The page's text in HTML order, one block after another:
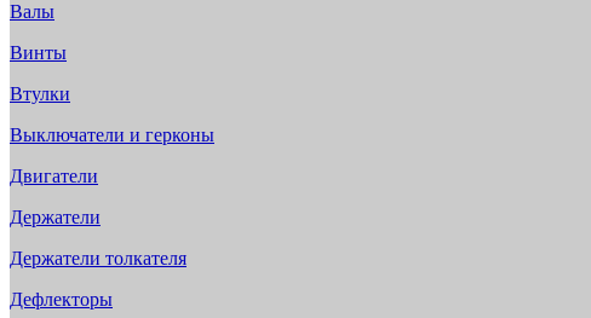
Валы
Винты
Втулки
Выключатели и герконы
Двигатели
Держатели
Держатели толкателя
Дефлекторы